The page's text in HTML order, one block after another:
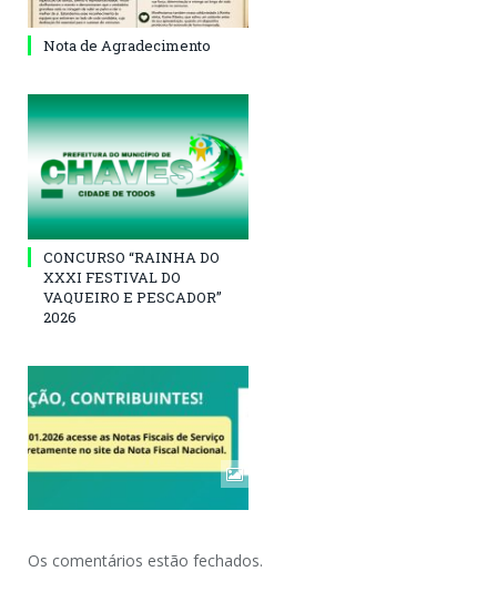
Nota de Agradecimento
CONCURSO “RAINHA DO
XXXI FESTIVAL DO
VAQUEIRO E PESCADOR”
2026
Os comentários estão fechados.